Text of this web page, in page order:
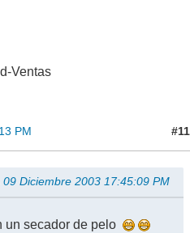
Ventas
PM #11
Diciembre 2003 17:45:09 PM
un secador de pelo